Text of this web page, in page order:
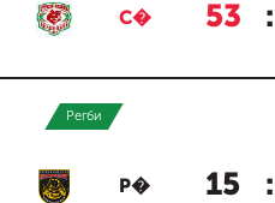
С� 53 :
Регби
Р� 15 :